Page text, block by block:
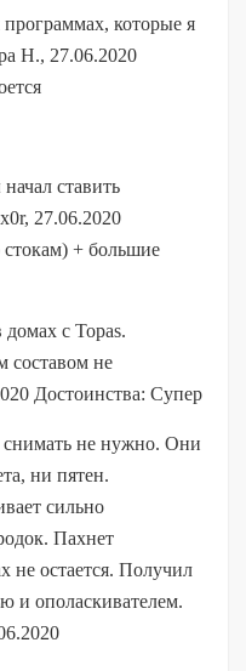
которые я
Н., 27.06.2020
ставить
27.06.2020
+ большие
с Topas.
составом не
Достоинства: Супер
не нужно. Они
ни пятен.
сильно
Пахнет
не остается. Получил
и ополаскивателем.